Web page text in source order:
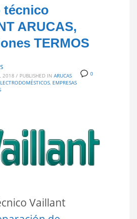
técnico
ARUCAS,
TERMOS
0
2018 / PUBLISHED IN ARUCAS
EMPRESAS
Vaillant